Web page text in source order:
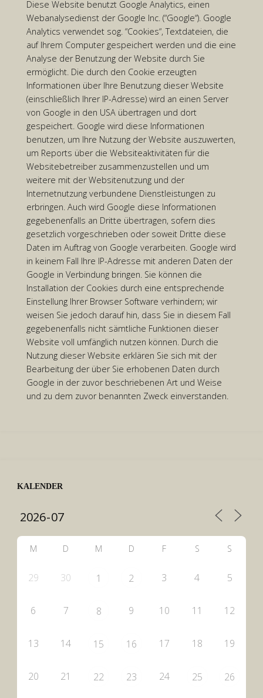
Diese Website benutzt Google Analytics, einen
Webanalysedienst der Google Inc. (“Google“). Google
Analytics verwendet sog. “Cookies“, Textdateien, die
auf Ihrem Computer gespeichert werden und die eine
Analyse der Benutzung der Website durch Sie
ermöglicht. Die durch den Cookie erzeugten
Informationen über Ihre Benutzung dieser Website
(einschließlich Ihrer IP-Adresse) wird an einen Server
von Google in den USA übertragen und dort
gespeichert. Google wird diese Informationen
benutzen, um Ihre Nutzung der Website auszuwerten,
um Reports über die Websiteaktivitäten für die
Websitebetreiber zusammenzustellen und um
weitere mit der Websitenutzung und der
Internetnutzung verbundene Dienstleistungen zu
erbringen. Auch wird Google diese Informationen
gegebenenfalls an Dritte übertragen, sofern dies
gesetzlich vorgeschrieben oder soweit Dritte diese
Daten im Auftrag von Google verarbeiten. Google wird
in keinem Fall Ihre IP-Adresse mit anderen Daten der
Google in Verbindung bringen. Sie können die
Installation der Cookies durch eine entsprechende
Einstellung Ihrer Browser Software verhindern; wir
weisen Sie jedoch darauf hin, dass Sie in diesem Fall
gegebenenfalls nicht sämtliche Funktionen dieser
Website voll umfänglich nutzen können. Durch die
Nutzung dieser Website erklären Sie sich mit der
Bearbeitung der über Sie erhobenen Daten durch
Google in der zuvor beschriebenen Art und Weise
und zu dem zuvor benannten Zweck einverstanden.
KALENDER
M D M D F S S
29 30 1 2 3 4 5
6 7 8 9 10 11 12
13 14 15 16 17 18 19
20 21 22 23 24 25 26